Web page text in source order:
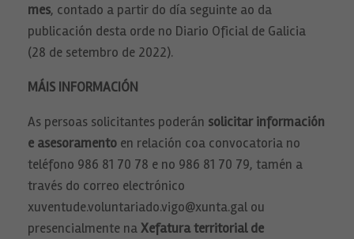
mes, contado a partir do día seguinte ao da
publicación desta orde no Diario Oficial de Galicia
(28 de setembro de 2022).
MÁIS INFORMACIÓN
As persoas solicitantes poderán solicitar información
e asesoramento en relación coa convocatoria no
teléfono 986 81 70 78 e no 986 81 70 79, tamén a
través do correo electrónico
xuventude.voluntariado.vigo@xunta.gal ou
presencialmente naXefatura territorial de
Estadísticas
base a cómo
nuestra web
funcione lo
mejor posible